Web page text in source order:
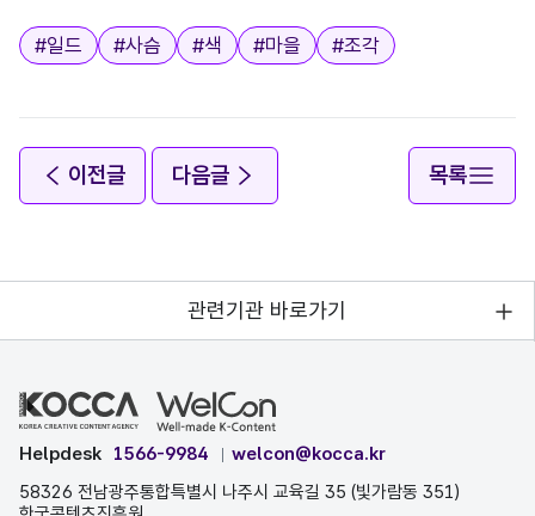
태그
#일드 #사슴 #색 #마을 #조각
이전글 다음글 목록
관련기관 바로가기
Helpdesk 1566-9984
welcon@kocca.kr
58326 전남광주통합특별시 나주시 교육길 35 (빛가람동 351)